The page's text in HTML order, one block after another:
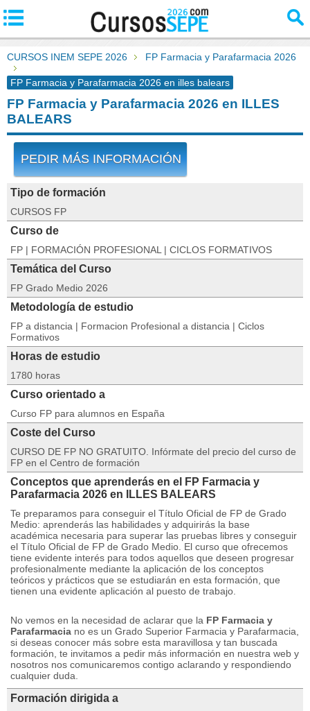
CURSOS INEM SEPE 2026 FP Farmacia y Parafarmacia 2026
FP Farmacia y Parafarmacia 2026 en illes balears
FP Farmacia y Parafarmacia 2026 en ILLES
BALEARS
PEDIR MÁS INFORMACIÓN
Tipo de formación
CURSOS FP
Curso de
FP | FORMACIÓN PROFESIONAL | CICLOS FORMATIVOS
Temática del Curso
FP Grado Medio 2026
Metodología de estudio
FP a distancia | Formacion Profesional a distancia | Ciclos
Formativos
Horas de estudio
1780 horas
Curso orientado a
Curso FP para alumnos en España
Coste del Curso
CURSO DE FP NO GRATUITO. Infórmate del precio del curso de
FP en el Centro de formación
Conceptos que aprenderás en el FP Farmacia y
Parafarmacia 2026 en ILLES BALEARS
Te preparamos para conseguir el Título Oficial de FP de Grado
Medio: aprenderás las habilidades y adquirirás la base
académica necesaria para superar las pruebas libres y conseguir
el Título Oficial de FP de Grado Medio. El curso que ofrecemos
tiene evidente interés para todos aquellos que deseen progresar
profesionalmente mediante la aplicación de los conceptos
teóricos y prácticos que se estudiarán en esta formación, que
tienen una evidente aplicación al puesto de trabajo.
No vemos en la necesidad de aclarar que la FP Farmacia y
Parafarmacia no es un Grado Superior Farmacia y Parafarmacia,
si deseas conocer más sobre esta maravillosa y tan buscada
formación, te invitamos a pedir más información en nuestra web y
nosotros nos comunicaremos contigo aclarando y respondiendo
cualquier duda.
Formación dirigida a